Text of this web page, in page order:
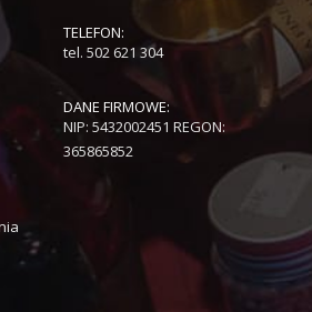
TELEFON:
tel. 502 621 304
DANE FIRMOWE:
NIP: 5432002451 REGON:
365865852